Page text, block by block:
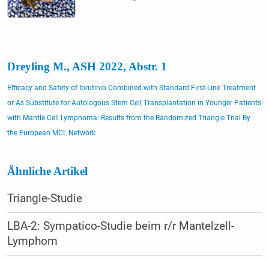
Dreyling M., ASH 2022, Abstr. 1
Efficacy and Safety of Ibrutinib Combined with Standard First-Line Treatment
or As Substitute for Autologous Stem Cell Transplantation in Younger Patients
with Mantle Cell Lymphoma: Results from the Randomized Triangle Trial By
the European MCL Network
Ähnliche Artikel
Triangle-Studie
LBA-2: Sympatico-Studie beim r/r Mantelzell-
Lymphom